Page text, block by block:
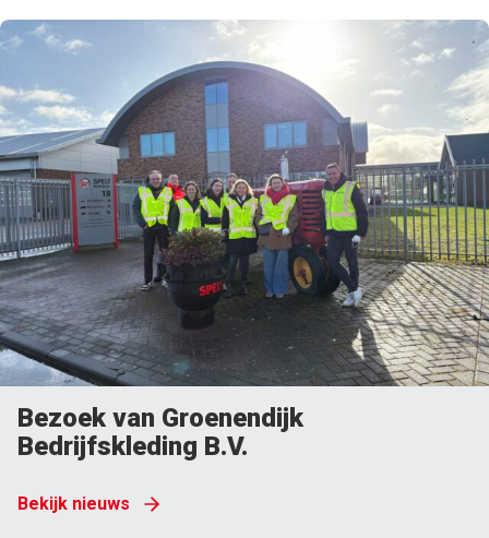
Bezoek van Groenendijk
Bedrijfskleding B.V.
Bekijk nieuws